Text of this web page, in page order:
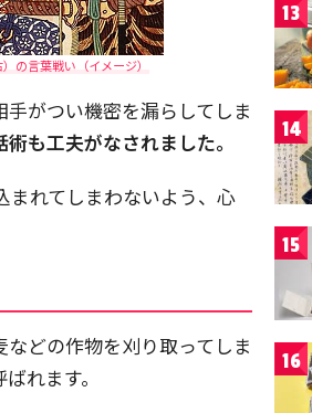
の言葉戦い（イメージ）
がつい機密を漏らしてしま
も工夫がなされました。
まれてしまわないよう、心
どの作物を刈り取ってしま
れます。
13
14
15
16